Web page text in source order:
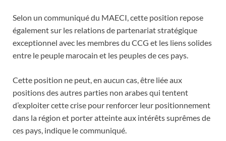
Selon un communiqué du MAECI, cette position repose
également sur les relations de partenariat stratégique
exceptionnel avec les membres du CCG et les liens solides
entre le peuple marocain et les peuples de ces pays.
Cette position ne peut, en aucun cas, être liée aux
positions des autres parties non arabes qui tentent
d’exploiter cette crise pour renforcer leur positionnement
dans la région et porter atteinte aux intérêts suprêmes de
ces pays, indique le communiqué.